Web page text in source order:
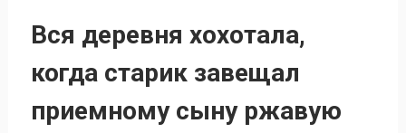
Вся деревня хохотала,
когда старик завещал
приемному сыну ржавую